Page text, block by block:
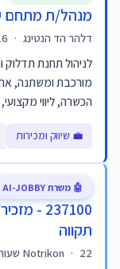
מנהל/ת מתחם
דלהר הד הנטינג ·
לניהול תחנת תדלוק
מורכבת ומשתנה,
הכשרה, ליווי
💼 שיווק ומכירות
237100
תקווה
Notrikon · 22 שעות
🤖 משרת AI-JOBBY